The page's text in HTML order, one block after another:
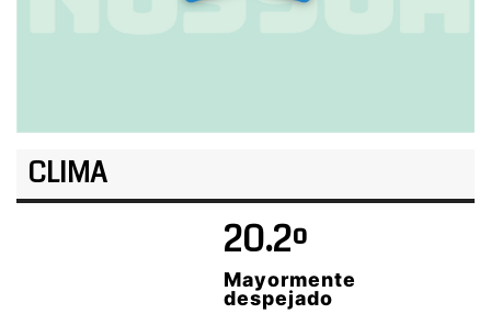
CLIMA
20.2º
Mayormente
despejado